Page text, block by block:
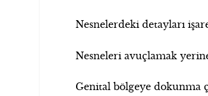
Nesnelerdeki detayları
Nesneleri avuçlamak
Genital bölgeye dokunma